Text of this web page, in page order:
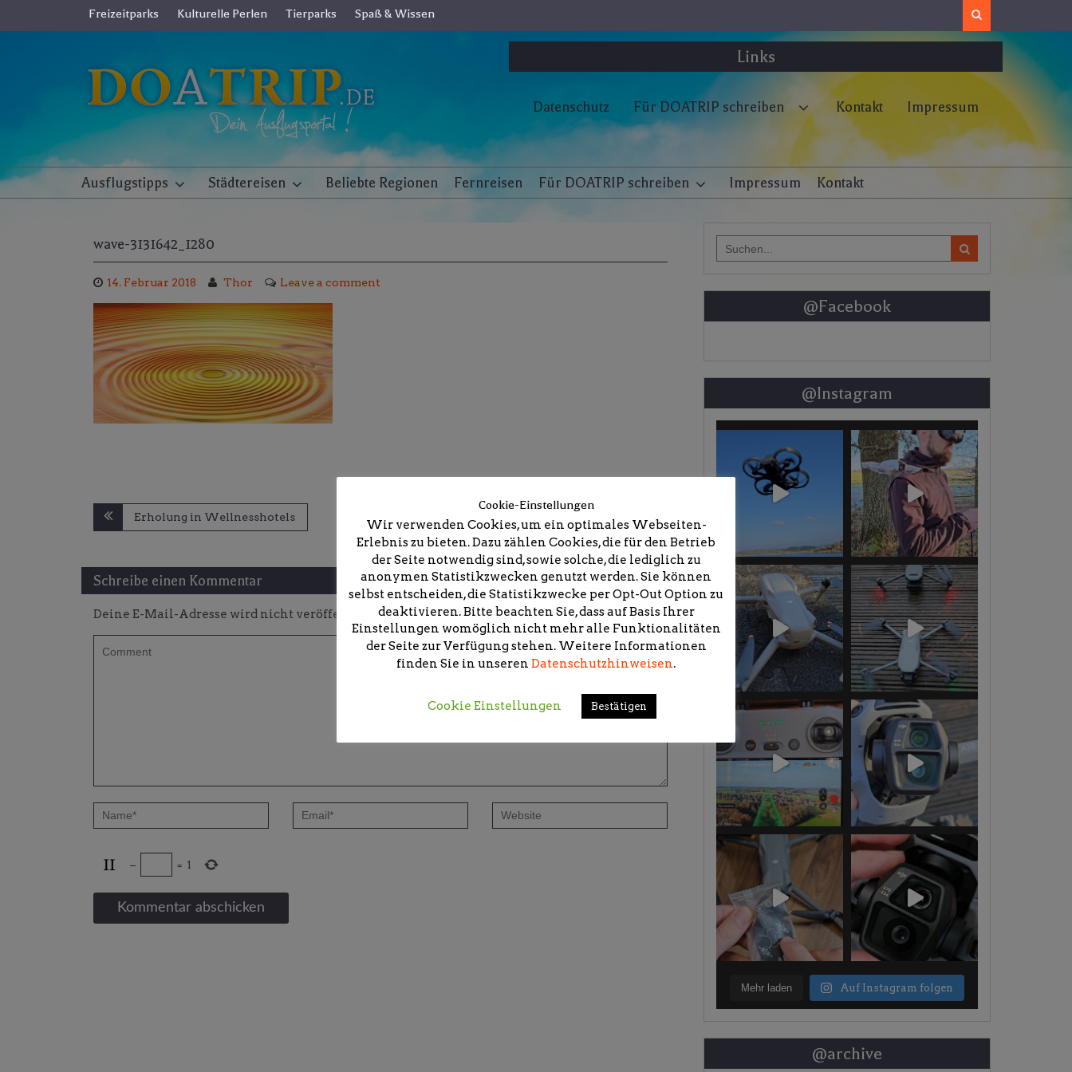
Freizeitparks Kulturelle Perlen Tierparks Spaß & Wissen
Links
Datenschutz Für DOATRIP schreiben Kontakt Impressum
Ausflugstipps Städtereisen Beliebte Regionen Fernreisen Für DOATRIP schreiben Impressum Kontakt
wave-3131642_1280
14. Februar 2018 Thor Leave a comment
Beitragsnavigation
Erholung in Wellnesshotels
Schreibe einen Kommentar
Deine E-Mail-Adresse wird nicht veröffentlicht.Erforderliche Felder sind mit*markiert
− = 1
for:
@Facebook
@Instagram
Mehr laden Auf Instagram folgen
@archive
Cookie-Einstellungen
Wir verwenden Cookies, um ein optimales Webseiten-
Erlebnis zu bieten. Dazu zählen Cookies, die für den Betrieb
der Seite notwendig sind, sowie solche, die lediglich zu
anonymen Statistikzwecken genutzt werden. Sie können
selbst entscheiden, die Statistikzwecke per Opt-Out Option zu
deaktivieren. Bitte beachten Sie, dass auf Basis Ihrer
Einstellungen womöglich nicht mehr alle Funktionalitäten
der Seite zur Verfügung stehen. Weitere Informationen
finden Sie in unseren Datenschutzhinweisen.
Cookie Einstellungen Bestätigen